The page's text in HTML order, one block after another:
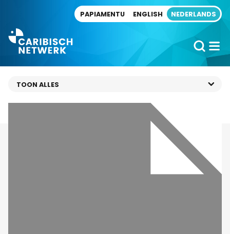
PAPIAMENTU ENGLISH NEDERLANDS